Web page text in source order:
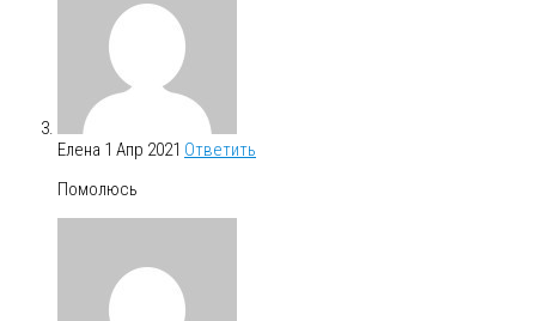
Елена 1 Апр 2021 Ответить
Помолюсь